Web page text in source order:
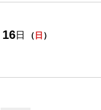
16日 （ 日 ）